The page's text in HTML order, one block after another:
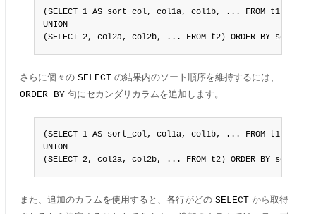
(SELECT 1 AS sort_col, col1a, col1b, ... FROM t1)
UNION
(SELECT 2, col2a, col2b, ... FROM t2) ORDER BY
さらに個々の SELECT の結果内のソート順序を維持するには、
ORDER BY 句にセカンダリカラムを追加します。
(SELECT 1 AS sort_col, col1a, col1b, ... FROM t1)
UNION
(SELECT 2, col2a, col2b, ... FROM t2) ORDER BY
また、追加のカラムを使用すると、各行がどの SELECT から取得